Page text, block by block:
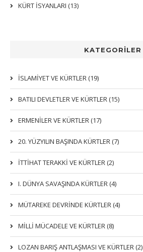
KATEGORİLER
İSLAMIYET VE KÜRTLER (19)
BATILI DEVLETLER VE KÜRTLER (15)
ERMENİLER VE KÜRTLER (17)
20. YÜZYILIN BAŞINDA KÜRTLER (7)
İTTIHAT TERAKKI VE KÜRTLER (2)
I. DÜNYA SAVAŞINDA KÜRTLER (4)
MÜTAREKE DEVRİNDE KÜRTLER (4)
MİLLİ MÜCADELE VE KÜRTLER (8)
LOZAN BARIŞ ANTLAŞMASI VE KÜRTLER (2)
KÜRT İSYANLARI (13)